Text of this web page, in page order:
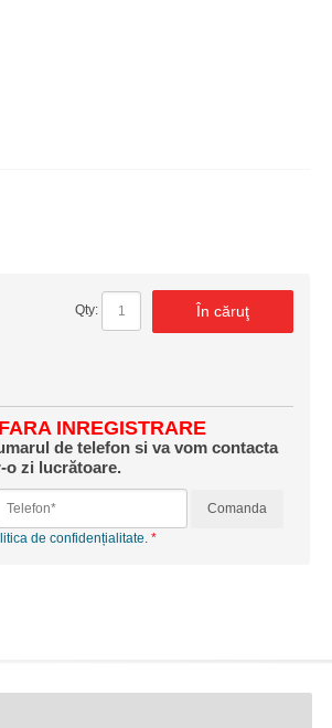
Qty: În căruţ
INREGISTRARE
de telefon si va vom contacta
o zi lucrătoare.
Comanda
de confidențialitate.